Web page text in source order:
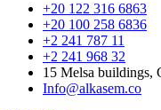
+20 122 316 6863
+20 100 258 6836
+2 241 787 11
+2 241 968 32
15 Melsa buildings,
Info@alkasem.co